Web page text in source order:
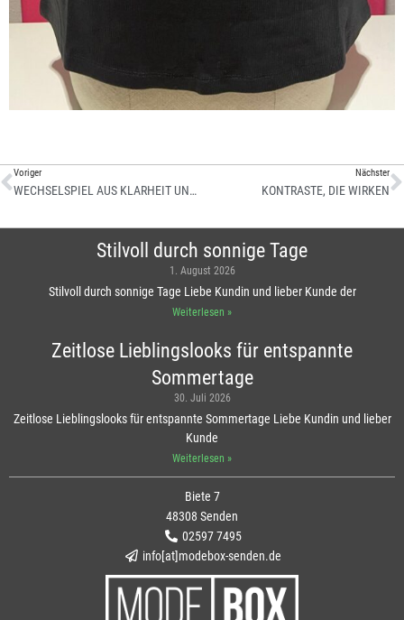
Voriger
WECHSELSPIEL AUS KLARHEIT UND LEICHTIGKEIT
Nächster
KONTRASTE, DIE WIRKEN
Stilvoll durch sonnige Tage
1. August 2026
Stilvoll durch sonnige Tage Liebe Kundin und lieber Kunde der
Weiterlesen »
Zeitlose Lieblingslooks für entspannte
Sommertage
30. Juli 2026
Zeitlose Lieblingslooks für entspannte Sommertage Liebe Kundin und lieber
Kunde
Weiterlesen »
Biete 7
48308 Senden
02597 7495
info[at]modebox-senden.de